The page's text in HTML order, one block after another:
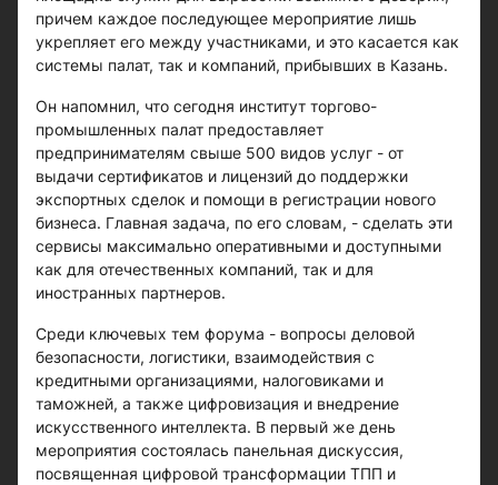
причем каждое последующее мероприятие лишь
укрепляет его между участниками, и это касается как
системы палат, так и компаний, прибывших в Казань.
Он напомнил, что сегодня институт торгово-
промышленных палат предоставляет
предпринимателям свыше 500 видов услуг - от
выдачи сертификатов и лицензий до поддержки
экспортных сделок и помощи в регистрации нового
бизнеса. Главная задача, по его словам, - сделать эти
сервисы максимально оперативными и доступными
как для отечественных компаний, так и для
иностранных партнеров.
Среди ключевых тем форума - вопросы деловой
безопасности, логистики, взаимодействия с
кредитными организациями, налоговиками и
таможней, а также цифровизация и внедрение
искусственного интеллекта. В первый же день
мероприятия состоялась панельная дискуссия,
посвященная цифровой трансформации ТПП и